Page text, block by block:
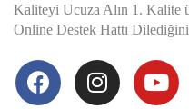
Kaliteyi Ucuza Alın 1. Kalite
Online Destek Hattı